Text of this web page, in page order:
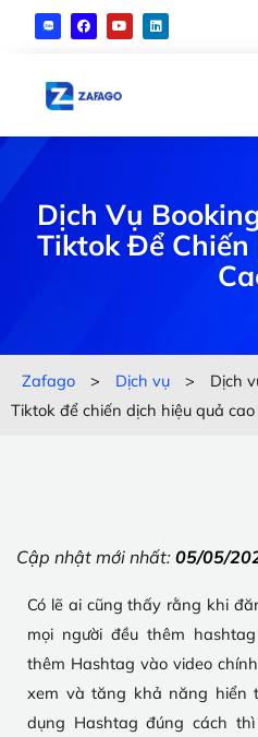
Dịch Vụ
Tiktok Để Chiến
Zafago > Dịch vụ >
Dịch
Tiktok để chiến dịch hiệu quả cao
Cập nhật mới nhất: 05/05/
Có lẽ ai cũng thấy rằng khi
mọi người đều thêm
thêm Hashtag vào video
xem và tăng khả năng hiển
dụng Hashtag đúng cách